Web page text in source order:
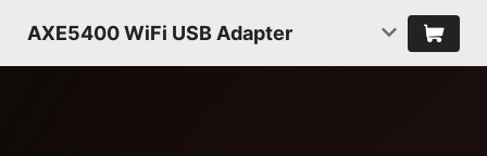
AXE5400 WiFi USB Adapter